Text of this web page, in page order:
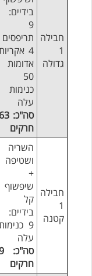
חבילה
1
גדולה
בידיים:
9
תריפסים
4
אדומות
50
כנימות
עלה
סה"כ: 63
חרקים
חבילה
1
קטנה
השריה
ושטיפה
+
שיפשוף
קל
בידיים:
9
עלה
חרקים